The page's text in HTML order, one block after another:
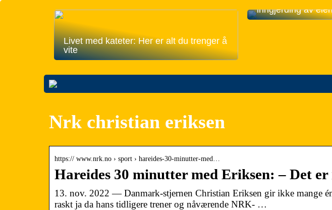
Livet med kateter: Her er alt du trenger å
vite
inngjerding av
Nrk christian eriksen
https:// www.nrk.no › sport › hareides-30-minutter-med…
Hareides 30 minutter med Eriksen: – Det
13. nov. 2022 — Danmark-stjernen Christian Eriksen gir ikke mange
raskt ja da hans tidligere trener og nåværende NRK- …